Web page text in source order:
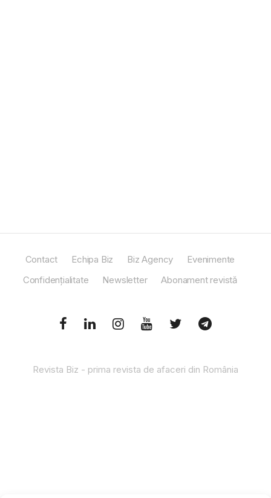
Contact Echipa Biz Biz Agency
Evenimente
Confidențialitate
Newsletter Abonament revistă
Revista Biz - prima revista de afaceri din România